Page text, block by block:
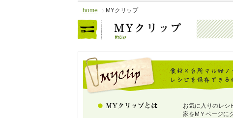
home MYクリップ
お気に入りのレシ
家をMＹページに